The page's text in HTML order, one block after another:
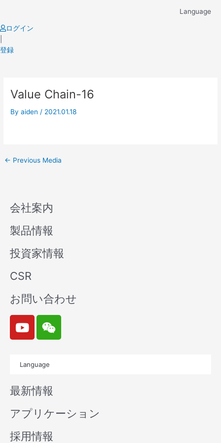
content
Language
ログイン
登録
Value Chain-16
Byaiden / 2021.01.18
navigation
← Previous Media
会社案内
製品情報
投資家情報
CSR
お問い合わせ
Y
o
u
b
e
W
e
i
n
Language
最新情報
アプリケーション
採用情報